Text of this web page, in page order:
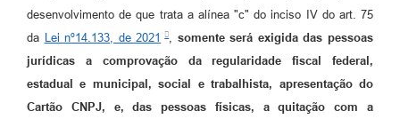
desenvolvimento de que trata a alínea "c" do inciso IV do art. 75
da Lei nº14.133, de 2021 , somente será exigida das pessoas
jurídicas a comprovação da regularidade fiscal federal,
estadual e municipal, social e trabalhista, apresentação do
Cartão CNPJ, e, das pessoas físicas, a quitação com a